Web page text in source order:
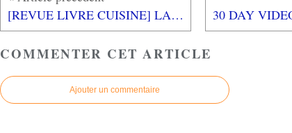
[REVUE LIVRE CUISINE] LA CUISINE DES SORCIERS d' Aurélia BEAUPOMMIER chez SOLAR Editions
COMMENTER CET ARTICLE
Ajouter un commentaire